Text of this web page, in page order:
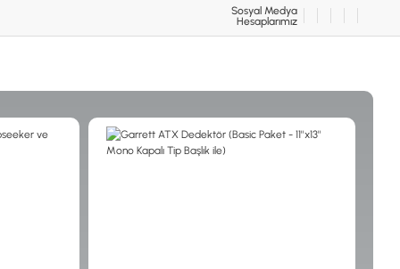
Sosyal Medya
Hesaplarımız